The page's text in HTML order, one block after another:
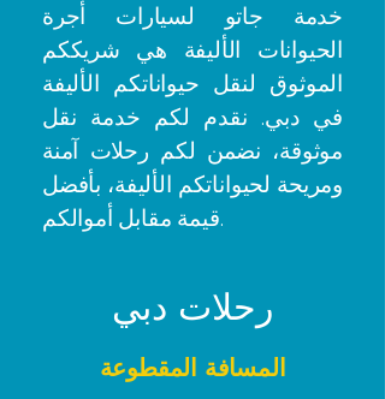
خدمة جاتو لسيارات أجرة
الحيوانات الأليفة هي شريككم
الموثوق لنقل حيواناتكم الأليفة
في دبي. نقدم لكم خدمة نقل
موثوقة، نضمن لكم رحلات آمنة
ومريحة لحيواناتكم الأليفة، بأفضل
قيمة مقابل أموالكم.
رحلات دبي
المسافة المقطوعة